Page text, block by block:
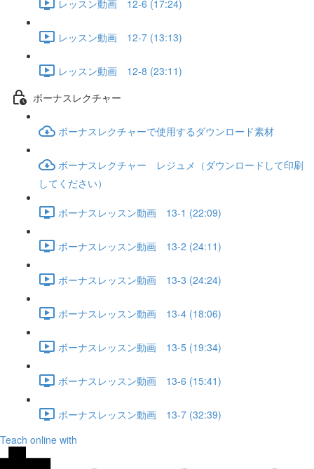
レッスン動画 12-6 (17:24)
レッスン動画 12-7 (13:13)
レッスン動画 12-8 (23:11)
ボーナスレクチャー
ボーナスレクチャーで使用するダウンロード素材
ボーナスレクチャー レジュメ（ダウンロードして印刷
してください）
ボーナスレッスン動画 13-1 (22:09)
ボーナスレッスン動画 13-2 (24:11)
ボーナスレッスン動画 13-3 (24:24)
ボーナスレッスン動画 13-4 (18:06)
ボーナスレッスン動画 13-5 (19:34)
ボーナスレッスン動画 13-6 (15:41)
ボーナスレッスン動画 13-7 (32:39)
Teach online with